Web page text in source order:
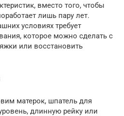
вместо того, чтобы
лишь пару лет.
условиях требует
которое можно сделать с
или восстановить
матерок, шпатель для
длинную рейку или